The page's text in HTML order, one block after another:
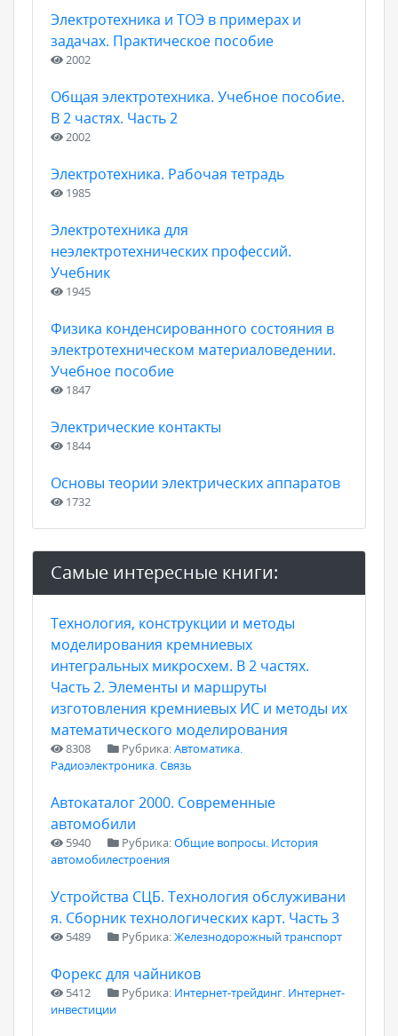
Электротехника и ТОЭ в примерах и
задачах. Практическое пособие
2002
Общая электротехника. Учебное пособие.
В 2 частях. Часть 2
2002
Электротехника. Рабочая тетрадь
1985
Электротехника для
неэлектротехнических профессий.
Учебник
1945
Физика конденсированного состояния в
электротехническом материаловедении.
Учебное пособие
1847
Электрические контакты
1844
Основы теории электрических аппаратов
1732
Самые интересные книги:
Технология, конструкции и методы
моделирования кремниевых
интегральных микросхем. В 2 частях.
Часть 2. Элементы и маршруты
изготовления кремниевых ИС и методы их
математического моделирования
8308 Рубрика:Автоматика.
Радиоэлектроника. Связь
Автокаталог 2000. Современные
автомобили
5940 Рубрика:Общие вопросы. История
автомобилестроения
Устройства СЦБ. Технология обслуживани
я. Сборник технологических карт. Часть 3
5489 Рубрика:Железнодорожный транспорт
Форекс для чайников
5412 Рубрика: Интернет-трейдинг. Интернет-
инвестиции